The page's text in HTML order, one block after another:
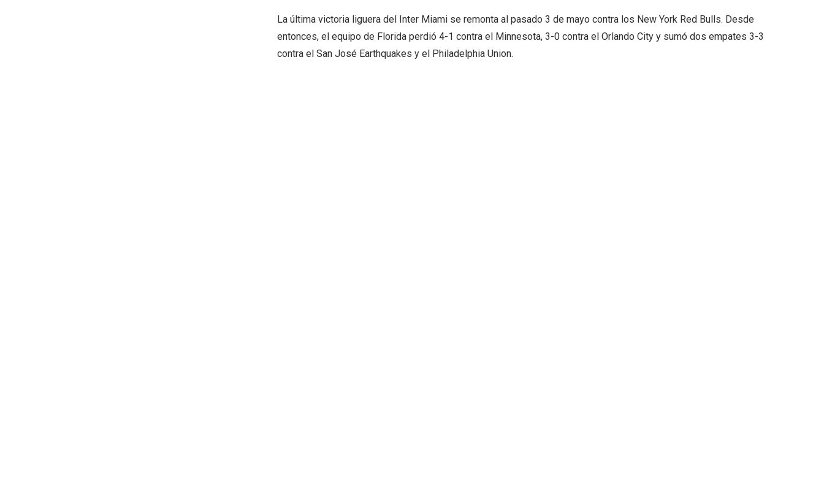
La última victoria liguera del Inter Miami se remonta al pasado 3 de mayo contra los New York Red Bulls. Desde
entonces, el equipo de Florida perdió 4-1 contra el Minnesota, 3-0 contra el Orlando City y sumó dos empates 3-3
contra el San José Earthquakes y el Philadelphia Union.